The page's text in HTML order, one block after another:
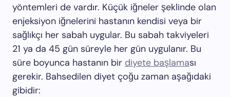
yöntemleri de vardır. Küçük iğneler şeklinde olan
enjeksiyon iğnelerini hastanın kendisi veya bir
sağlıkçı her sabah uygular. Bu sabah takviyeleri
21 ya da 45 gün süreyle her gün uygulanır. Bu
süre boyunca hastanın bir diyete başlaması
gerekir. Bahsedilen diyet çoğu zaman aşağıdaki
gibidir: